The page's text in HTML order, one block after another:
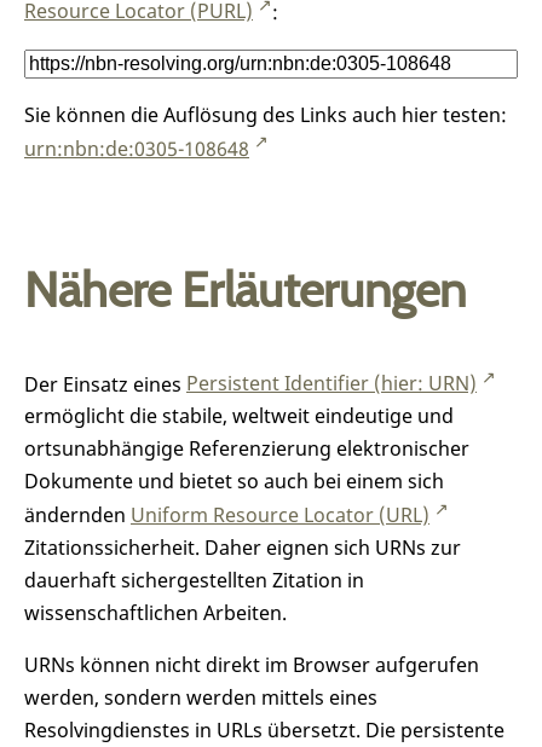
Resource Locator (PURL)
:
Sie können die Auflösung des Links auch hier testen:
urn:nbn:de:0305-108648
Nähere Erläuterungen
Der Einsatz eines Persistent Identifier (hier: URN)
ermöglicht die stabile, weltweit eindeutige und
ortsunabhängige Referenzierung elektronischer
Dokumente und bietet so auch bei einem sich
ändernden Uniform Resource Locator (URL)
Zitationssicherheit. Daher eignen sich URNs zur
dauerhaft sichergestellten Zitation in
wissenschaftlichen Arbeiten.
URNs können nicht direkt im Browser aufgerufen
werden, sondern werden mittels eines
Resolvingdienstes in URLs übersetzt. Die persistente